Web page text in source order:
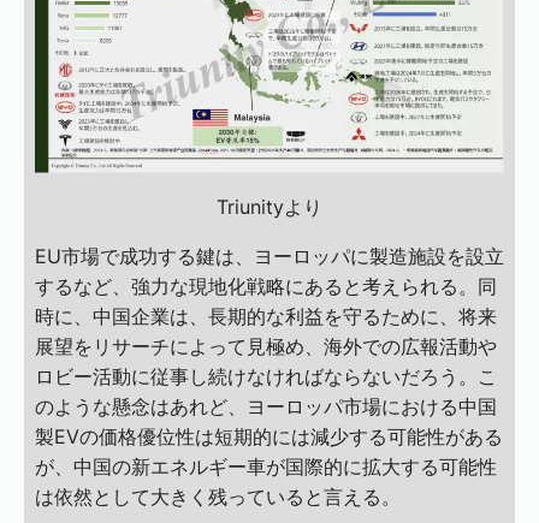
Triunityより
EU市場で成功する鍵は、ヨーロッパに製造施設を設立
するなど、強力な現地化戦略にあると考えられる。同
時に、中国企業は、長期的な利益を守るために、将来
展望をリサーチによって見極め、海外での広報活動や
ロビー活動に従事し続けなければならないだろう。こ
のような懸念はあれど、ヨーロッパ市場における中国
製EVの価格優位性は短期的には減少する可能性がある
が、中国の新エネルギー車が国際的に拡大する可能性
は依然として大きく残っていると言える。